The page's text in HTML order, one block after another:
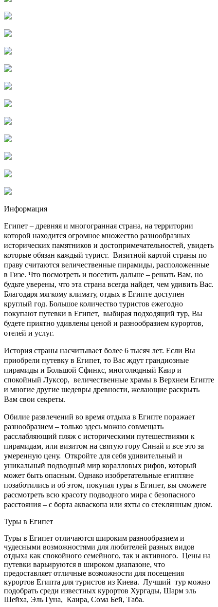
Информация
Египет – древняя и многогранная страна, на территории
которой находится огромное множество разнообразных
исторических памятников и достопримечательностей, увидеть
которые обязан каждый турист. Визитной картой страны по
праву считаются величественные пирамиды, расположенные
в Гизе. Что посмотреть и посетить дальше – решать Вам, но
будьте уверены, что эта страна всегда найдет, чем удивить Вас.
Благодаря мягкому климату, отдых в Египте доступен
круглый год. Большое количество туристов ежегодно
покупают путевки в Египет, выбирая подходящий тур, Вы
будете приятно удивлены ценой и разнообразием курортов,
отелей и услуг.
История страны насчитывает более 6 тысяч лет. Если Вы
приобрели путевку в Египет, то Вас ждут грандиозные
пирамиды и Большой Сфинкс, многолюдный Каир и
спокойный Луксор, величественные храмы в Верхнем Египте
и многие другие шедевры древности, желающие раскрыть
Вам свои секреты.
Обилие развлечений во время отдыха в Египте поражает
разнообразием – только здесь можно совмещать
расслабляющий пляж с историческими путешествиями к
пирамидам, или визитом на святую гору Синай и все это за
умеренную цену. Откройте для себя удивительный и
уникальный подводный мир коралловых рифов, который
может быть опасным. Однако изобретательные египтяне
позаботились и об этом, покупая туры в Египет, вы сможете
рассмотреть всю красоту подводного мира с безопасного
расстояния – с борта акваскопа или яхты со стеклянным дном.
Туры в Египет
Туры в Египет отличаются широким разнообразием и
чудесными возможностями для любителей разных видов
отдыха как спокойного семейного, так и активного. Цены на
путевки варьируются в широком диапазоне, что
предоставляет отличные возможности для посещения
курортов Египта для туристов из Киева. Лучший тур можно
подобрать среди известных курортов Хургады, Шарм эль
Шейха, Эль Гуна, Каира, Сома Бей, Таба.